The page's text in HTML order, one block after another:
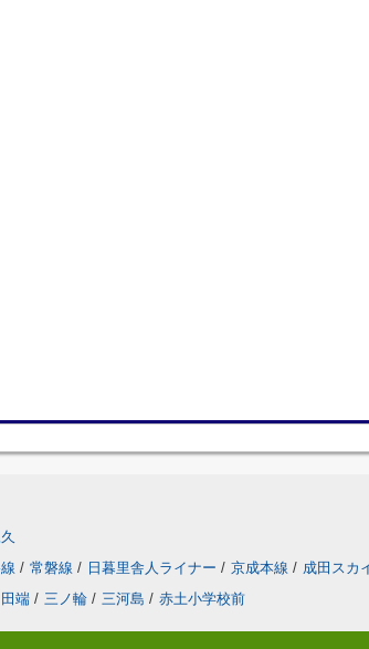
/ 常磐線 / 日暮里舎人ライナー / 京成本線 / 成田スカ
田端 / 三ノ輪 / 三河島 / 赤土小学校前